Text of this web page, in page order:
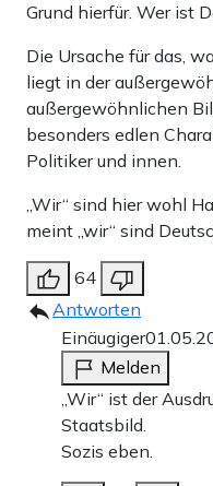
Grund hierfür. Wer ist
Die Ursache für das,
liegt in der
außergewöhnlichen
besonders edlen
Politiker und innen.
„Wir“ sind hier wohl
meint „wir“ sind
64
Antworten
Einäugiger
Melden
„Wir“ ist der
Staatsbild.
Sozis eben.